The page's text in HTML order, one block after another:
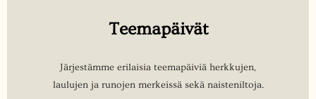
Teemapäivät
Järjestämme erilaisia teemapäiviä herkkujen,
laulujen ja runojen merkeissä sekä naisteniltoja.